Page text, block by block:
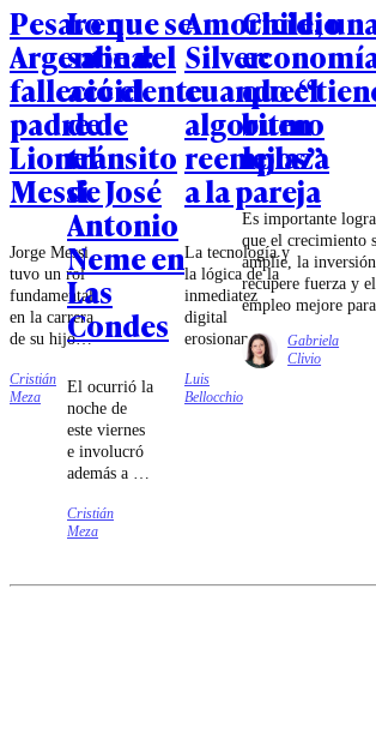
Pesar en
Argentina:
falleció el
padre de
Lionel
Messi
Jorge Messi
tuvo un rol
fundamental
en la carrera
de su hijo,
España para
que jugara
Barcelona.
Cristián
Meza
Lo que se
sabe del
accidente
de
tránsito
de José
Antonio
Neme en
Las
Condes
El ocurrió la
noche de
este viernes
e involucró
además a un
Cristián
Meza
Amoricidio
Silver:
cuando el
algoritmo
reemplaza
a la pareja
La tecnología y
la lógica de la
inmediatez
digital
erosionan
silenciosamente
los vínculos.
Ante la ilusión
Luis
Bellocchio
Chile,
que
buen
lejos”
Es importante
que el crecimiento
amplíe, la inversión
recupere fuerza y el
empleo mejore para
entre la
y la realidad cierre.
Gabriela
Clivio